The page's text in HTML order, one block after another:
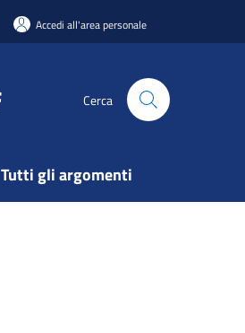
Accedi all'area personale
Cerca
Tutti gli argomenti